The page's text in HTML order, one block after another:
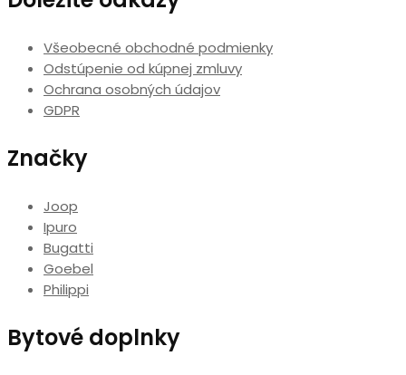
Všeobecné obchodné podmienky
Odstúpenie od kúpnej zmluvy
Ochrana osobných údajov
GDPR
Značky
Joop
Ipuro
Bugatti
Goebel
Philippi
Bytové doplnky